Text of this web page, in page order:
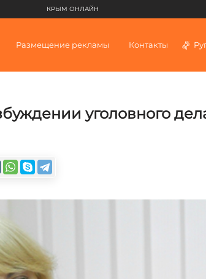
КРЫМ ОНЛАЙН
Размещение рекламы Контакты
уголовного